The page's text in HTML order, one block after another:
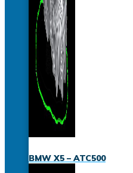
BMW X5 – ATC500